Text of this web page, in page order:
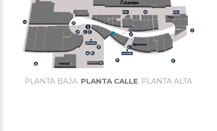
PLANTA BAJA PLANTA CALLE PLANTA ALTA